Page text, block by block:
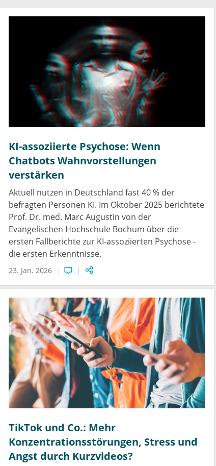
KI-assoziierte Psychose: Wenn
Chatbots Wahnvorstellungen
verstärken
Aktuell nutzen in Deutschland fast 40 % der
befragten Personen KI. Im Oktober 2025 berichtete
Prof. Dr. med. Marc Augustin von der
Evangelischen Hochschule Bochum über die
ersten Fallberichte zur KI-assoziierten Psychose -
die ersten Erkenntnisse.
23. Jan. 2026
TikTok und Co.: Mehr
Konzentrationsstörungen, Stress und
Angst durch Kurzvideos?